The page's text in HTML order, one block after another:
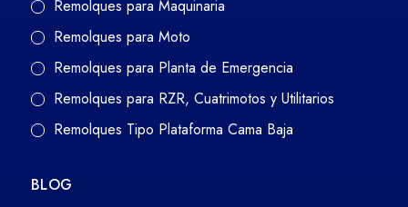
Remolques para Maquinaria
Remolques para Moto
Remolques para Planta de Emergencia
Remolques para RZR, Cuatrimotos y Utilitarios
Remolques Tipo Plataforma Cama Baja
BLOG